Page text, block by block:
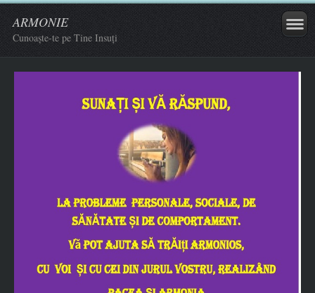
ARMONIE
Cunoaște-te pe Tine Insuți